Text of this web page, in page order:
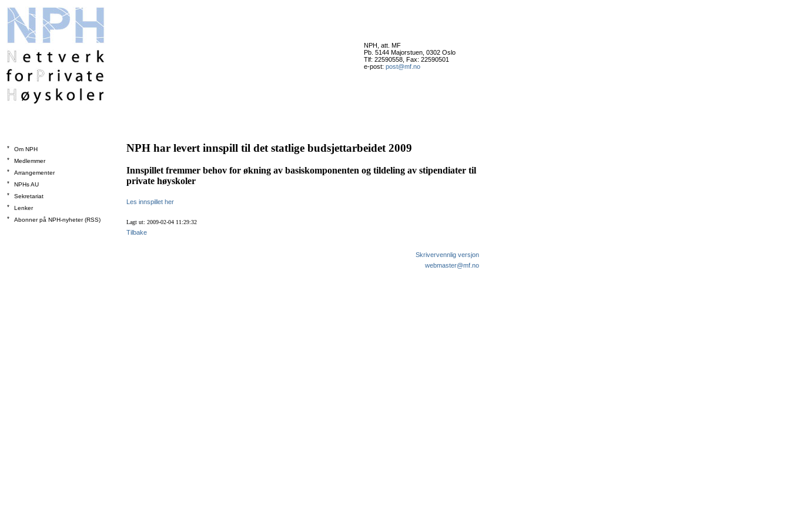
NPH, att. MF
Pb. 5144 Majorstuen, 0302 Oslo
Tlf: 22590558, Fax: 22590501
e-post: post@mf.no
*
Om NPH
*
Medlemmer
*
Arrangementer
*
NPHs AU
*
Sekretariat
*
Lenker
*
Abonner på NPH-nyheter (RSS)
NPH har levert innspill til det statlige budsjettarbeidet 2009
Innspillet fremmer behov for økning av basiskomponenten og tildeling av stipendiater til
private høyskoler
Les innspillet her
Lagt ut: 2009-02-04 11:29:32
Tilbake
Skrivervennlig versjon
webmaster@mf.no